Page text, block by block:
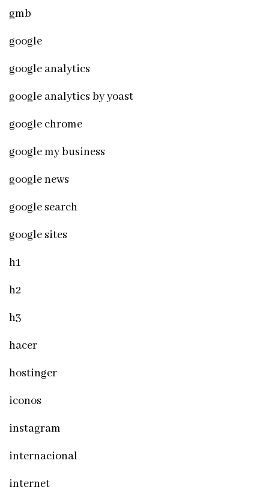
gmb
google
google analytics
google analytics by yoast
google chrome
google my business
google news
google search
google sites
h1
h2
h3
hacer
hostinger
iconos
instagram
internacional
internet